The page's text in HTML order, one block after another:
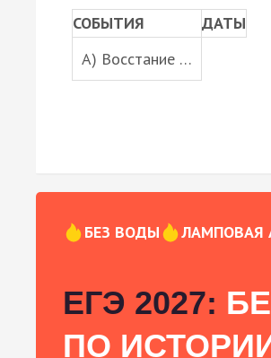
СОБЫТИЯ
ДАТЫ
A) Восстание …
БЕЗ ВОДЫ ЛАМПОВАЯ
ЕГЭ 2027:
ПО